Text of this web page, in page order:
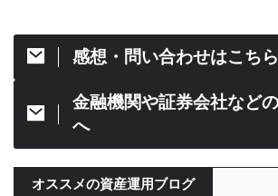
感想・問い合わせはこちら
金融機関や証券会社など
へ
オススメの資産運用ブログ